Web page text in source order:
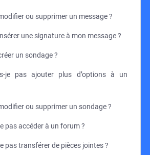
ou supprimer un message ?
une signature à mon message ?
un sondage ?
je pas ajouter plus d’options à un
ou supprimer un sondage ?
pas accéder à un forum ?
pas transférer de pièces jointes ?